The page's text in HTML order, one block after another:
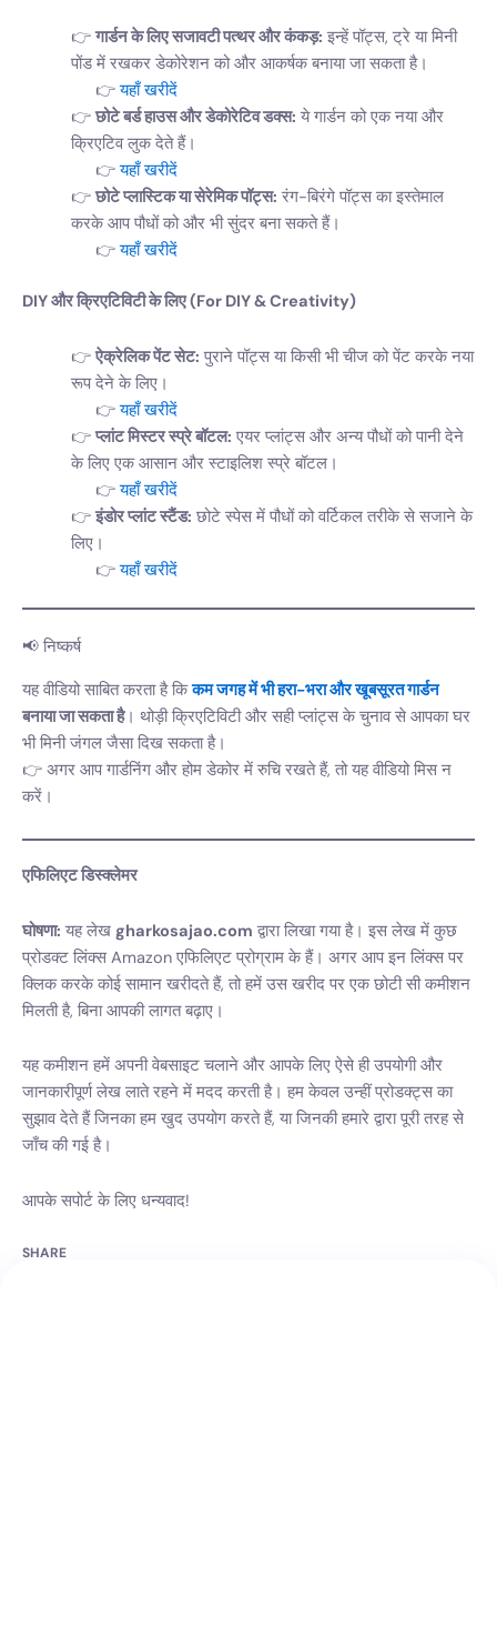
गार्डन के लिए सजावटी पत्थर और कंकड़: इन्हें पॉट्स, ट्रे या मिनी
पोंड में रखकर डेकोरेशन को और आकर्षक बनाया जा सकता है।
यहाँ खरीदें
छोटे बर्ड हाउस और डेकोरेटिव डक्स: ये गार्डन को एक नया और
क्रिएटिव लुक देते हैं।
यहाँ खरीदें
छोटे प्लास्टिक या सेरेमिक पॉट्स: रंग-बिरंगे पॉट्स का इस्तेमाल
करके आप पौधों को और भी सुंदर बना सकते हैं।
यहाँ खरीदें
DIY और क्रिएटिविटी के लिए (For DIY & Creativity)
ऐक्रेलिक पेंट सेट: पुराने पॉट्स या किसी भी चीज को पेंट करके नया
रूप देने के लिए।
यहाँ खरीदें
प्लांट मिस्टर स्प्रे बॉटल: एयर प्लांट्स और अन्य पौधों को पानी देने
के लिए एक आसान और स्टाइलिश स्प्रे बॉटल।
यहाँ खरीदें
इंडोर प्लांट स्टैंड: छोटे स्पेस में पौधों को वर्टिकल तरीके से सजाने के
लिए।
यहाँ खरीदें
📢 निष्कर्ष
यह वीडियो साबित करता है किकम जगह में भी हरा-भरा और खूबसूरत गार्डन
बनाया जा सकता है। थोड़ी क्रिएटिविटी और सही प्लांट्स के चुनाव से आपका घर
भी मिनी जंगल जैसा दिख सकता है।
👉 अगर आप गार्डनिंग और होम डेकोर में रुचि रखते हैं, तो यह वीडियो मिस न
करें।
एफिलिएट डिस्क्लेमर
घोषणा: यह लेख gharkosajao.com द्वारा लिखा गया है। इस लेख में कुछ
प्रोडक्ट लिंक्स Amazon एफिलिएट प्रोग्राम के हैं। अगर आप इन लिंक्स पर
क्लिक करके कोई सामान खरीदते हैं, तो हमें उस खरीद पर एक छोटी सी कमीशन
मिलती है, बिना आपकी लागत बढ़ाए।
यह कमीशन हमें अपनी वेबसाइट चलाने और आपके लिए ऐसे ही उपयोगी और
जानकारीपूर्ण लेख लाते रहने में मदद करती है। हम केवल उन्हीं प्रोडक्ट्स का
सुझाव देते हैं जिनका हम खुद उपयोग करते हैं, या जिनकी हमारे द्वारा पूरी तरह से
जाँच की गई है।
आपके सपोर्ट के लिए धन्यवाद!
SHARE